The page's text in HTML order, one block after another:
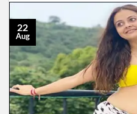
22
Aug